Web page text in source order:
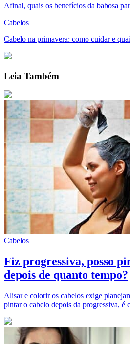
Afinal, quais os benefícios da babosa
Cabelos
Cabelo na primavera: como cuidar e
Leia Também
Cabelos
Fiz progressiva, posso
depois de quanto tempo?
Alisar e colorir os cabelos exige
pintar o cabelo depois da progressiva, é